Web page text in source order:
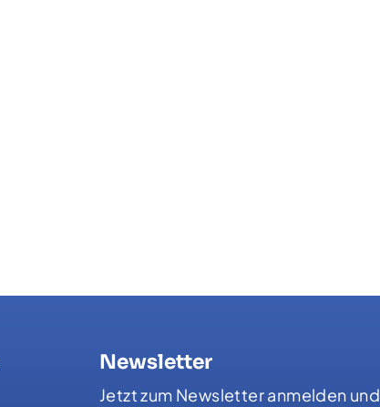
Newsletter
Jetzt zum Newsletter anmelden und